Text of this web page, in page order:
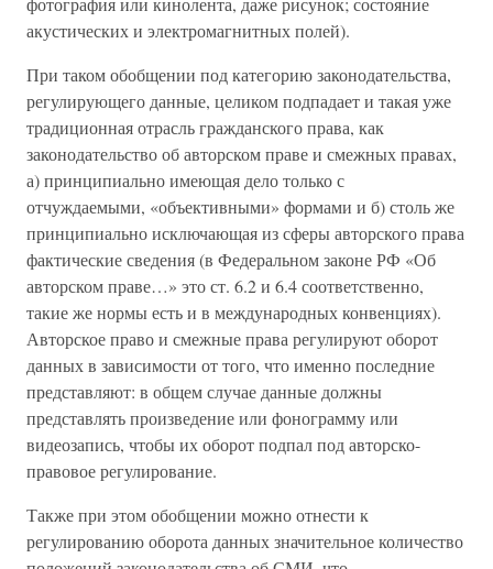
акустических и электромагнитных полей).
При таком обобщении под категорию законодательства,
регулирующего данные, целиком подпадает и такая уже
традиционная отрасль гражданского права, как
законодательство об авторском праве и смежных правах,
а) принципиально имеющая дело только с
отчуждаемыми, «объективными» формами и б) столь же
принципиально исключающая из сферы авторского права
фактические сведения (в Федеральном законе РФ «Об
авторском праве…» это ст. 6.2 и 6.4 соответственно,
такие же нормы есть и в международных конвенциях).
Авторское право и смежные права регулируют оборот
данных в зависимости от того, что именно последние
представляют: в общем случае данные должны
представлять произведение или фонограмму или
видеозапись, чтобы их оборот подпал под авторско-
правовое регулирование.
Также при этом обобщении можно отнести к
регулированию оборота данных значительное количество